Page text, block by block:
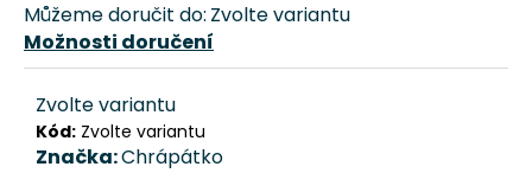
Můžeme doručit do: Zvolte variantu
Možnosti doručení
Zvolte variantu
Kód: Zvolte variantu
Značka:Chrápátko
CHRÁPÁTKO®
1
665
Kč
Původně: